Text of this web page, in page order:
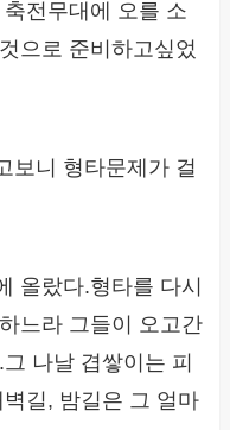
전무대에 오를 소
으로 준비하고싶었
보니 형타문제가 걸
올랐다.형타를 다시
느라 그들이 오고간
나날 겹쌓이는 피
길, 밤길은 그 얼마